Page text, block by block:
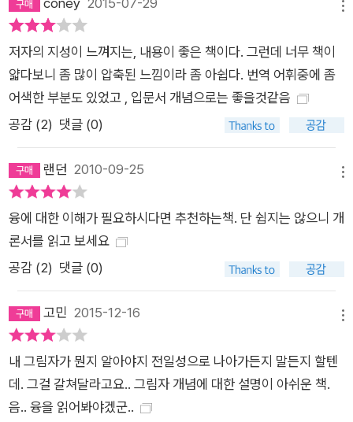
저자의 지성이 느껴지는, 내용이 좋은 책이다. 그런데 너무 책이
얇다보니 좀 많이 압축된 느낌이라 좀 아쉽다. 번역 어휘중에 좀
어색한 부분도 있었고 , 입문서 개념으로는 좋을것같음
공감 (2) 댓글 (0)
랜던 2010-09-25
융에 대한 이해가 필요하시다면 추천하는책. 단 쉽지는 않으니 개
론서를 읽고 보세요
공감 (2) 댓글 (0)
고민 2015-12-16
내 그림자가 뭔지 알아야지 전일성으로 나아가든지 말든지 할텐
데. 그걸 갈쳐달라고요.. 그림자 개념에 대한 설명이 아쉬운 책.
음.. 융을 읽어봐야겠군..